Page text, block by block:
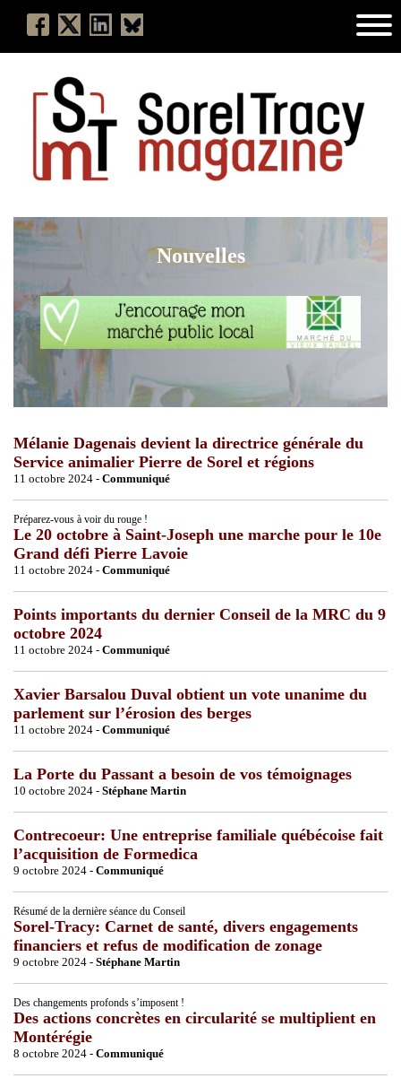
Nouvelles
Mélanie Dagenais devient la directrice générale du
Service animalier Pierre de Sorel et régions
11 octobre 2024 - Communiqué
Préparez-vous à voir du rouge !
Le 20 octobre à Saint-Joseph une marche pour le 10e
Grand défi Pierre Lavoie
11 octobre 2024 - Communiqué
Points importants du dernier Conseil de la MRC du 9
octobre 2024
11 octobre 2024 - Communiqué
Xavier Barsalou Duval obtient un vote unanime du
parlement sur l’érosion des berges
11 octobre 2024 - Communiqué
La Porte du Passant a besoin de vos témoignages
10 octobre 2024 - Stéphane Martin
Contrecoeur: Une entreprise familiale québécoise fait
l’acquisition de Formedica
9 octobre 2024 - Communiqué
Résumé de la dernière séance du Conseil
Sorel-Tracy: Carnet de santé, divers engagements
financiers et refus de modification de zonage
9 octobre 2024 - Stéphane Martin
Des changements profonds s’imposent !
Des actions concrètes en circularité se multiplient en
Montérégie
8 octobre 2024 - Communiqué